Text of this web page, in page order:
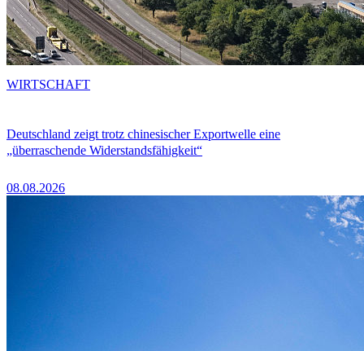
Deutschland zeigt trotz chinesischer Exportwelle eine
„überraschende Widerstandsfähigkeit“
08.08.2026
WIRTSCHAFT